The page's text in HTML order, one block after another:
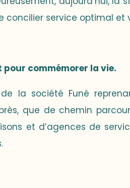
concilier service optimal et
pour commémorer la vie.
la société Funé
que de chemin
et d’agences de